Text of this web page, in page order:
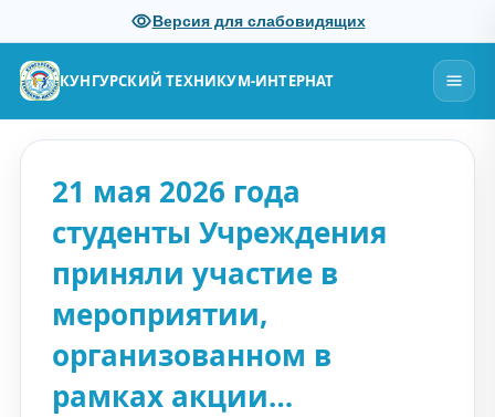
Версия для слабовидящих
КУНГУРСКИЙ ТЕХНИКУМ-ИНТЕРНАТ
21 мая 2026 года
студенты Учреждения
приняли участие в
мероприятии,
организованном в
рамках акции…